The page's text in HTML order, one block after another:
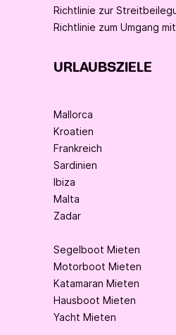
Richtlinie zur
Richtlinie zum Umgang
URLAUBSZIELE
Mallorca
Kroatien
Frankreich
Sardinien
Ibiza
Malta
Zadar
Segelboot Mieten
Motorboot Mieten
Katamaran Mieten
Hausboot Mieten
Yacht Mieten